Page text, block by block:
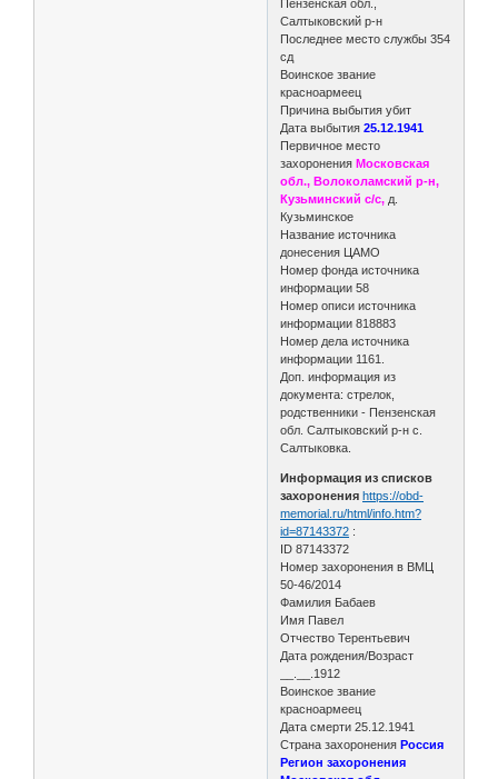
Пензенская обл.,
Салтыковский р-н
Последнее место службы 354
сд
Воинское звание
красноармеец
Причина выбытия убит
Дата выбытия25.12.1941
Первичное место
захороненияМосковская
обл., Волоколамский р-н,
Кузьминский с/с, д.
Кузьминское
Название источника
донесения ЦАМО
Номер фонда источника
информации 58
Номер описи источника
информации 818883
Номер дела источника
информации 1161.
Доп. информация из
документа: стрелок,
родственники - Пензенская
обл. Салтыковский р-н с.
Салтыковка.
Информация из списков
захоронения https://obd-
memorial.ru/html/info.htm?
id=87143372 :
ID 87143372
Номер захоронения в ВМЦ
50-46/2014
Фамилия Бабаев
Имя Павел
Отчество Терентьевич
Дата рождения/Возраст
__.__.1912
Воинское звание
красноармеец
Дата смерти 25.12.1941
Страна захороненияРоссия
Регион захоронения